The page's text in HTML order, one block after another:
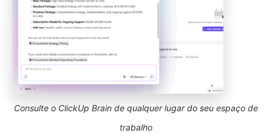
Consulte o ClickUp Brain de qualquer lugar do seu espaço de
trabalho